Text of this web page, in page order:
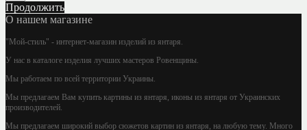
Продолжить
О нашем магазине
"Мой-стиль" - интернет-магазин изделий из янтаря.
У нас в каталоге изделия лучших мастеров Ровенщины.
Мы работаем по всей территории Украины.
Мы предлагаем Вам купить картины из янтаря, иконы из янтаря от Украинских
производителей.
Мы предлагаем широкий выбор сюжетов картин из янтаря, на любую тему. Много